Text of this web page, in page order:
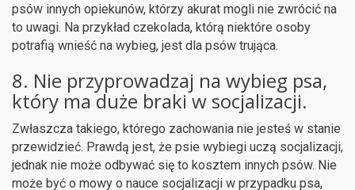
psów innych opiekunów, którzy akurat mogli nie zwrócić na
to uwagi. Na przykład czekolada, którą niektóre osoby
potrafią wnieść na wybieg, jest dla psów trująca.
8. Nie przyprowadzaj na wybieg psa,
który ma duże braki w socjalizacji.
Zwłaszcza takiego, którego zachowania nie jesteś w stanie
przewidzieć. Prawdą jest, że psie wybiegi uczą socjalizacji,
jednak nie może odbywać się to kosztem innych psów. Nie
może być o mowy o nauce socjalizacji w przypadku psa,